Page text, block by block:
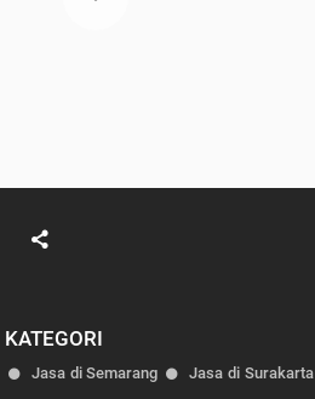
KATEGORI
Jasa di Semarang Jasa di Surakarta